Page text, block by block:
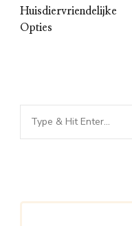
Huisdiervriendelijke
Opties
Looking
for